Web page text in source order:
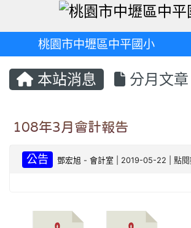
桃園市中壢區中平國小
本站消息 分月文章
108年3月會計報告
公告 鄧宏旭 -會計室 | 2019-05-22 | 點